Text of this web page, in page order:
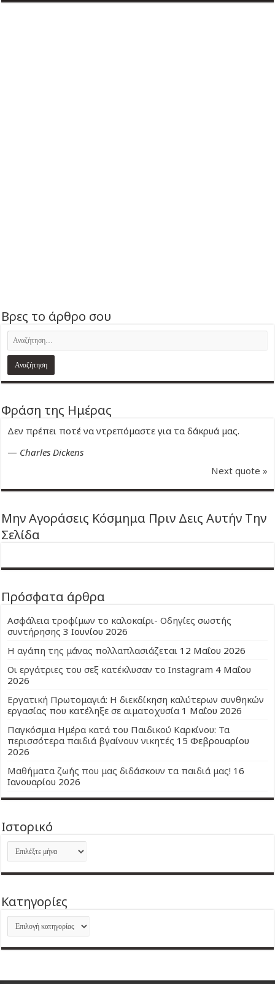
Βρες το άρθρο σου
Φράση της Ημέρας
Δεν πρέπει ποτέ να ντρεπόμαστε για τα δάκρυά μας.
— Charles Dickens
Next quote »
Μην Αγοράσεις Κόσμημα Πριν Δεις Αυτήν Την
Σελίδα
Πρόσφατα άρθρα
Ασφάλεια τροφίμων το καλοκαίρι- Οδηγίες σωστής
συντήρησης 3 Ιουνίου 2026
Η αγάπη της μάνας πολλαπλασιάζεται 12 Μαΐου 2026
Οι εργάτριες του σεξ κατέκλυσαν το Instagram 4 Μαΐου
2026
Εργατική Πρωτομαγιά: Η διεκδίκηση καλύτερων συνθηκών
εργασίας που κατέληξε σε αιματοχυσία 1 Μαΐου 2026
Παγκόσμια Ημέρα κατά του Παιδικού Καρκίνου: Τα
περισσότερα παιδιά βγαίνουν νικητές 15 Φεβρουαρίου
2026
Μαθήματα ζωής που μας διδάσκουν τα παιδιά μας! 16
Ιανουαρίου 2026
Ιστορικό
Ιστορικό
Kατηγορίες
Kατηγορίες